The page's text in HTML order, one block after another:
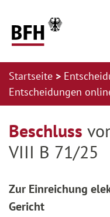
Startseite
Entscheidungen
Beschluss
VIII B 71/25
Zur Einreichung
Gericht